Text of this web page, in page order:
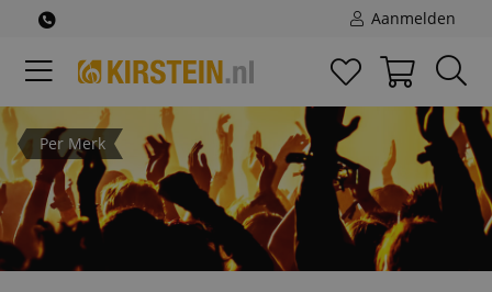
Aanmelden
Per Merk